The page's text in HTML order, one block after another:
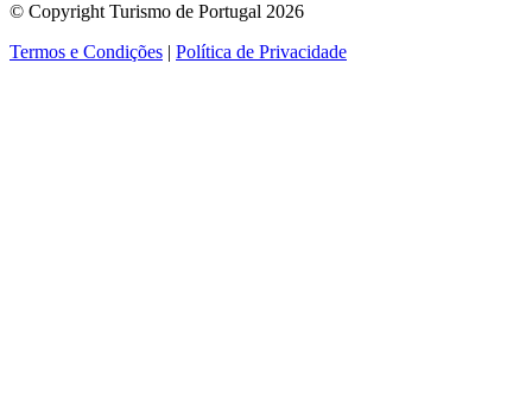
© Copyright Turismo de Portugal 2026
Termos e Condições | Política de Privacidade